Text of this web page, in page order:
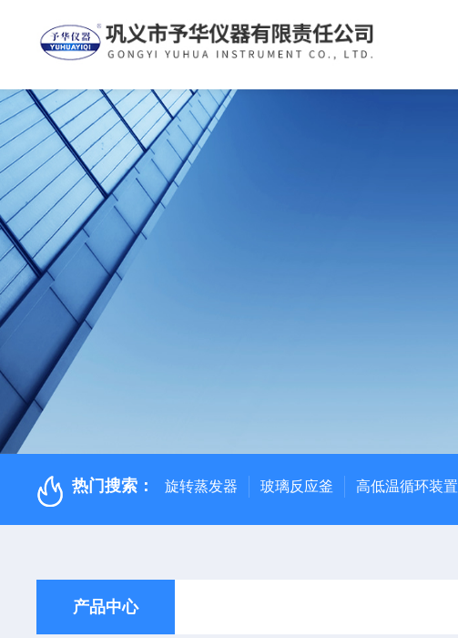
热门搜索： 旋转蒸发器 玻璃反应釜 高低温循环装置
产品中心